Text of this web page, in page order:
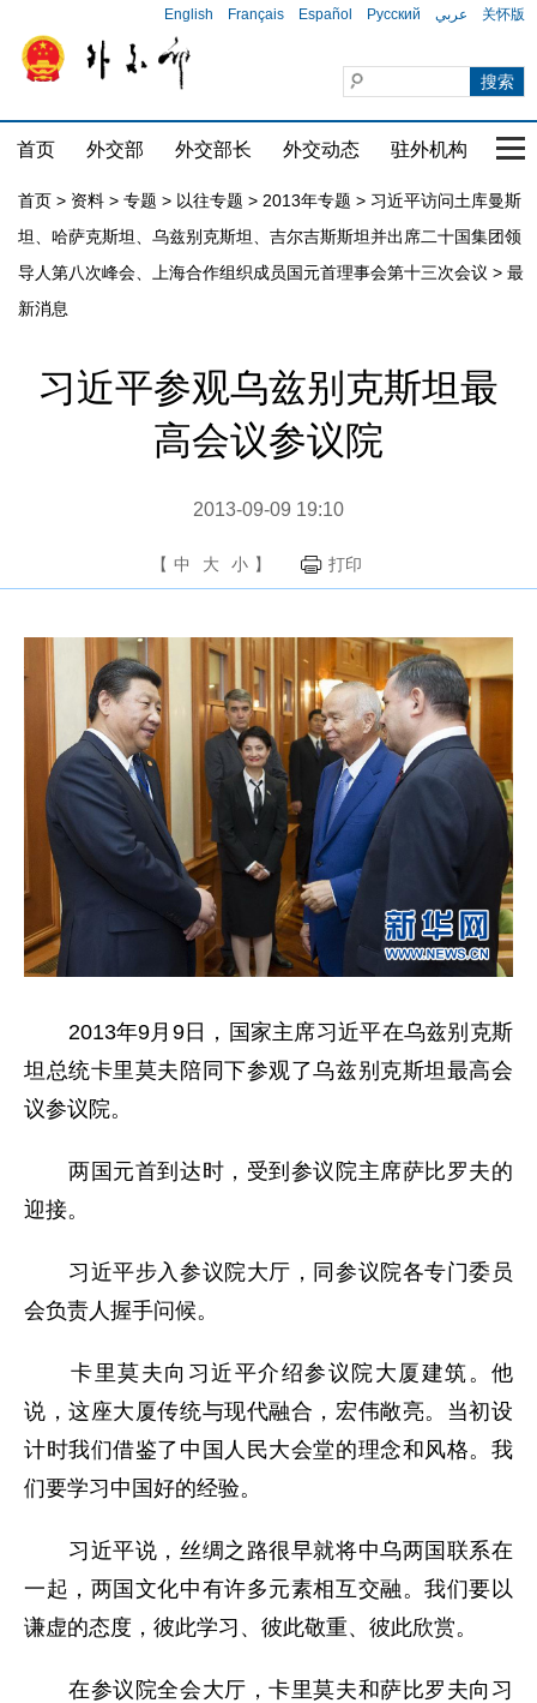
English Français Español Русский عربي 关怀版
首页 外交部 外交部长 外交动态 驻外机构 国
首页 > 资料 > 专题 > 以往专题 > 2013年专题 > 习近平访问土库曼斯
坦、哈萨克斯坦、乌兹别克斯坦、吉尔吉斯斯坦并出席二十国集团领
导人第八次峰会、上海合作组织成员国元首理事会第十三次会议 > 最
新消息
习近平参观乌兹别克斯坦最
高会议参议院
2013-09-09 19:10
【 中 大 小 】 打印
2013年9月9日，国家主席习近平在乌兹别克斯
坦总统卡里莫夫陪同下参观了乌兹别克斯坦最高会
议参议院。
两国元首到达时，受到参议院主席萨比罗夫的
迎接。
习近平步入参议院大厅，同参议院各专门委员
会负责人握手问候。
卡里莫夫向习近平介绍参议院大厦建筑。他
说，这座大厦传统与现代融合，宏伟敞亮。当初设
计时我们借鉴了中国人民大会堂的理念和风格。我
们要学习中国好的经验。
习近平说，丝绸之路很早就将中乌两国联系在
一起，两国文化中有许多元素相互交融。我们要以
谦虚的态度，彼此学习、彼此敬重、彼此欣赏。
在参议院全会大厅，卡里莫夫和萨比罗夫向习